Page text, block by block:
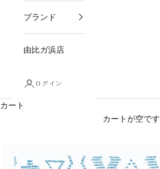
ブランド
由比ガ浜店
ログイン
カート
カートが空です